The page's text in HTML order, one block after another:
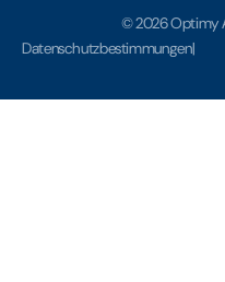
© 2026 Optimy
Datenschutzbestimmungen|